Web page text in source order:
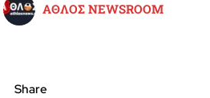
ΑΘΛΟΣ NEWSROOM
Share